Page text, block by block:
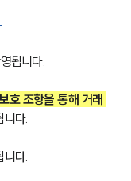
됩니다.
호 조항을 통해 거래
니다.
다.